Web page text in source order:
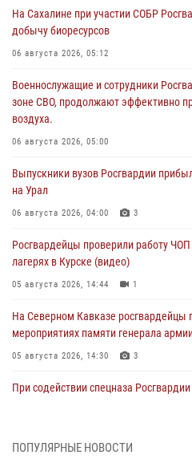
На Сахалине при участии СОБР
добычу биоресурсов
06 августа 2026, 05:12
Военнослужащие и сотрудники
зоне СВО, продолжают эффективно
воздуха.
06 августа 2026, 05:00
Выпускники вузов Росгвардии
на Урал
06 августа 2026, 04:00 3
Росгвардейцы проверили работу
лагерях в Курске (видео)
05 августа 2026, 14:44 1
На Северном Кавказе росгвардейцы
мероприятиях памяти генерала
05 августа 2026, 14:30 3
При содействии спецназа
ПОПУЛЯРНЫЕ НОВОСТИ